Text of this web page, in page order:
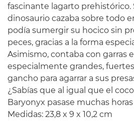
fascinante lagarto prehistórico.
dinosaurio cazaba sobre todo
podía sumergir su hocico sin
peces, gracias a la forma
Asimismo, contaba con garras
especialmente grandes,
gancho para agarrar a sus
¿Sabías que al igual que el
Baryonyx pasase muchas
Medidas: 23,8 x 9 x 10,2 cm